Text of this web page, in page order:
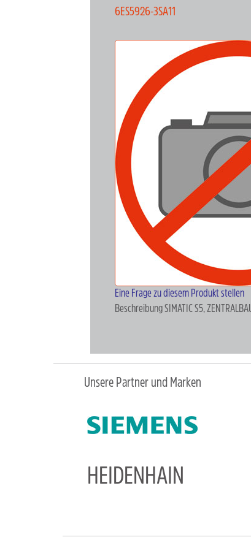
6ES5926-3SA11
Eine Frage zu diesem Produkt stellen
BeschreibungSIMATIC S5,
Unsere Partner und Marken
HEIDENHAIN